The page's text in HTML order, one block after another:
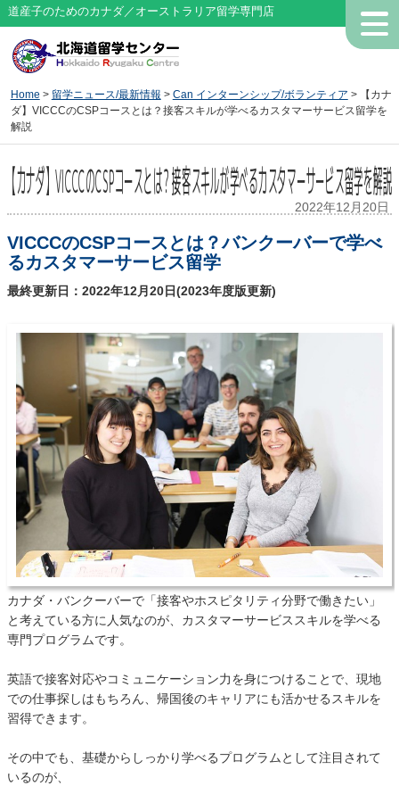
道産子のためのカナダ／オーストラリア留学専門店
Home > 留学ニュース/最新情報 > Can インターンシップ/ボランティア > 【カナ
ダ】VICCCのCSPコースとは？接客スキルが学べるカスタマーサービス留学を
解説
【カナダ】VICCCのCSPコースとは？接客スキルが学べるカスタマーサービス留学を解説
2022年12月20日
VICCCのCSPコースとは？バンクーバーで学べ
るカスタマーサービス留学
最終更新日：2022年12月20日(2023年度版更新)
カナダ・バンクーバーで「接客やホスピタリティ分野で働きたい」
と考えている方に人気なのが、カスタマーサービススキルを学べる
専門プログラムです。
英語で接客対応やコミュニケーション力を身につけることで、現地
での仕事探しはもちろん、帰国後のキャリアにも活かせるスキルを
習得できます。
その中でも、基礎からしっかり学べるプログラムとして注目されて
いるのが、